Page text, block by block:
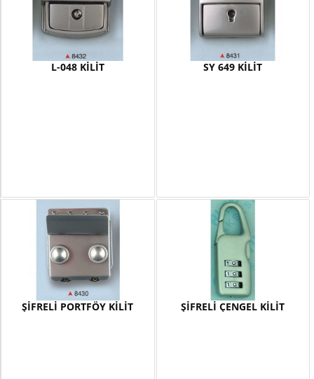
L-048 KİLİT SY 649 KİLİT
ŞİFRELİ PORTFÖY KİLİT ŞİFRELİ ÇENGEL KİLİT